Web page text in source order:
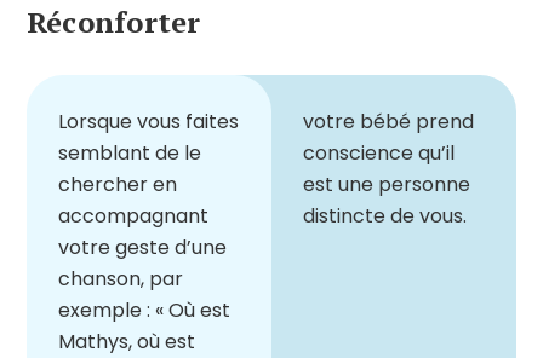
Réconforter
Lorsque vous faites
semblant de le
chercher en
accompagnant
votre geste d’une
chanson, par
exemple: « Où est
Mathys, où est
votre bébé prend
conscience qu’il
est une personne
distincte de vous.